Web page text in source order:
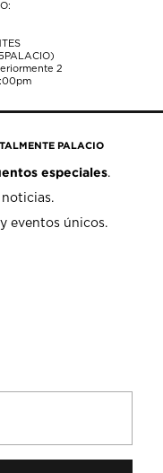
2
PALACIO
especiales.
noticias.
y eventos únicos.